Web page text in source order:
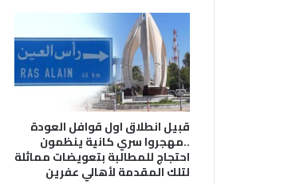
قبيل انطلاق اول قوافل العودة
..مهجروا سري كانية ينظمون
احتجاج للمطالبة بتعويضات مماثلة
لتلك المقدمة لأهالي عفرين